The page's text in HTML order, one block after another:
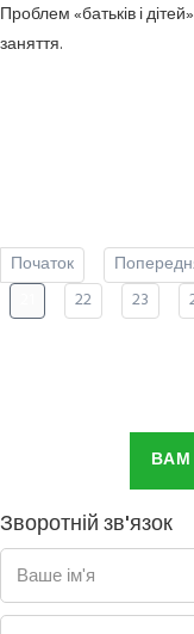
Проблем «батьків і
заняття.
Початок
22 23
Зворотній зв'язок
Ваше ім'я